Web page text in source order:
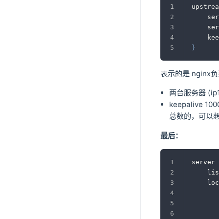
}
表示的是 nginx
两台服务器
keepalive
总数的，可以
最后：
server